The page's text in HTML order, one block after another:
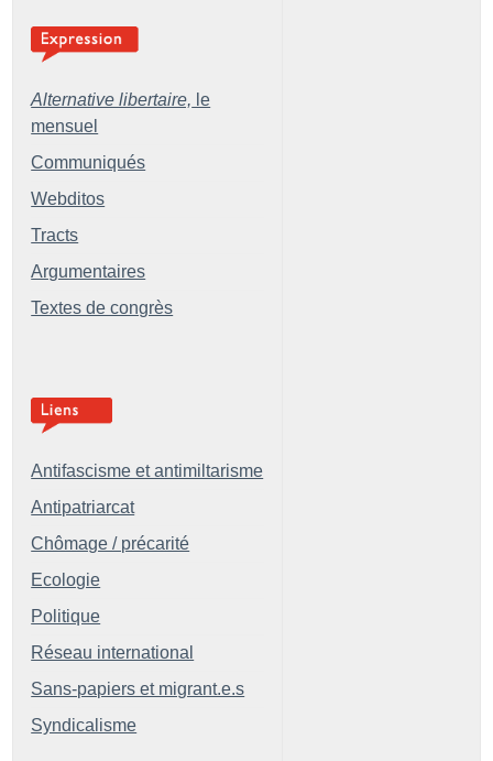
Alternative libertaire, le
mensuel
Communiqués
Webditos
Tracts
Argumentaires
Textes de congrès
Antifascisme et antimiltarisme
Antipatriarcat
Chômage / précarité
Ecologie
Politique
Réseau international
Sans-papiers et migrant.e.s
Syndicalisme